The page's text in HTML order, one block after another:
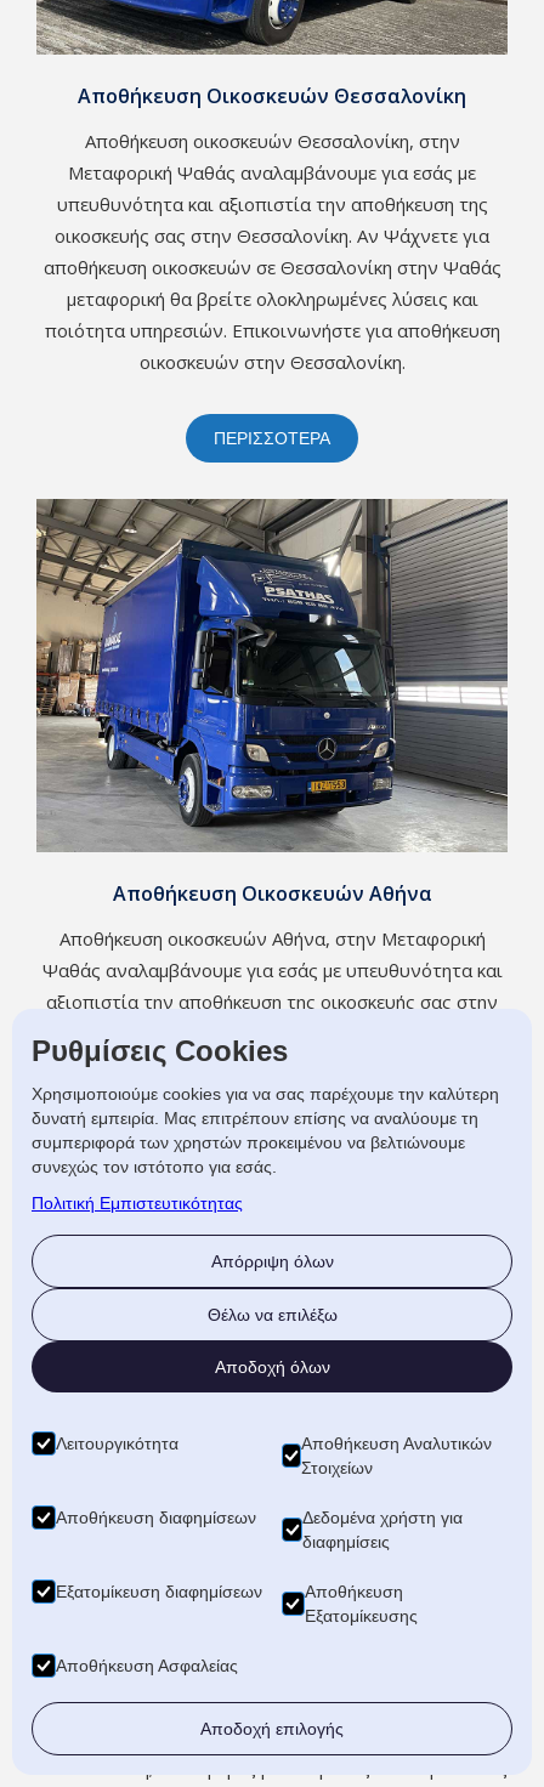
Αποθήκευση Οικοσκευών Θεσσαλονίκη
Αποθήκευση οικοσκευών Θεσσαλονίκη, στην
Μεταφορική Ψαθάς αναλαμβάνουμε για εσάς με
υπευθυνότητα και αξιοπιστία την αποθήκευση της
οικοσκευής σας στην Θεσσαλονίκη. Αν Ψάχνετε για
αποθήκευση οικοσκευών σε Θεσσαλονίκη στην Ψαθάς
μεταφορική θα βρείτε ολοκληρωμένες λύσεις και
ποιότητα υπηρεσιών. Επικοινωνήστε για αποθήκευση
οικοσκευών στην Θεσσαλονίκη.
ΠΕΡΙΣΣΟΤΕΡΑ
Αποθήκευση Οικοσκευών Αθήνα
Αποθήκευση οικοσκευών Αθήνα, στην Μεταφορική
Ψαθάς αναλαμβάνουμε για εσάς με υπευθυνότητα και
αξιοπιστία την αποθήκευση της οικοσκευής σας στην
Αθήνα. Αν Ψάχνετε για αποθήκευση οικοσκευών σε
Αθήνα στην Ψαθάς μεταφορική θα βρείτε
ολοκληρωμένες λύσεις και ποιότητα υπηρεσιών.
Επικοινωνήστε μαζί μας για αποθήκευση οικοσκευών
στην Αθήνα με ασφάλεια, χαμηλό κόστος και ευελιξία.
ΠΕΡΙΣΣΟΤΕΡΑ
Αναζητάτε μεταφορική για αποθήκευση οικοσκευής στη
Ρυθμίσεις Cookies
Χρησιμοποιούμε cookies για να σας παρέχουμε την καλύτερη
δυνατή εμπειρία. Μας επιτρέπουν επίσης να αναλύουμε τη
συμπεριφορά των χρηστών προκειμένου να βελτιώνουμε
συνεχώς τον ιστότοπο για εσάς.
Πολιτική Εμπιστευτικότητας
Απόρριψη όλων
Θέλω να επιλέξω
Αποδοχή όλων
Λειτουργικότητα
Αποθήκευση Αναλυτικών
Στοιχείων
Αποθήκευση διαφημίσεων
Δεδομένα χρήστη για
διαφημίσεις
Εξατομίκευση διαφημίσεων
Αποθήκευση
Εξατομίκευσης
Αποθήκευση Ασφαλείας
Αποδοχή επιλογής